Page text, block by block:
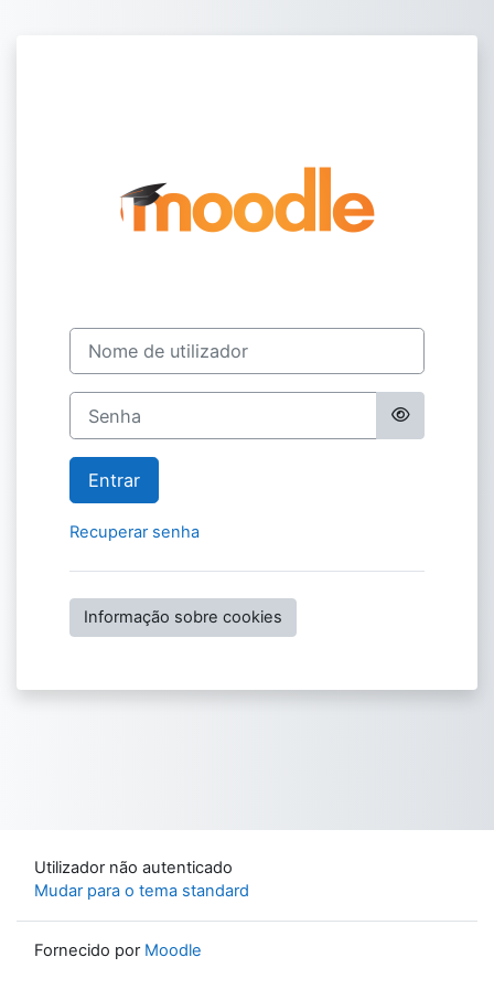
Nome de utilizador
Senha
Entrar
Recuperar senha
Informação sobre cookies
Utilizador não autenticado
Mudar para o tema standard
Fornecido por Moodle